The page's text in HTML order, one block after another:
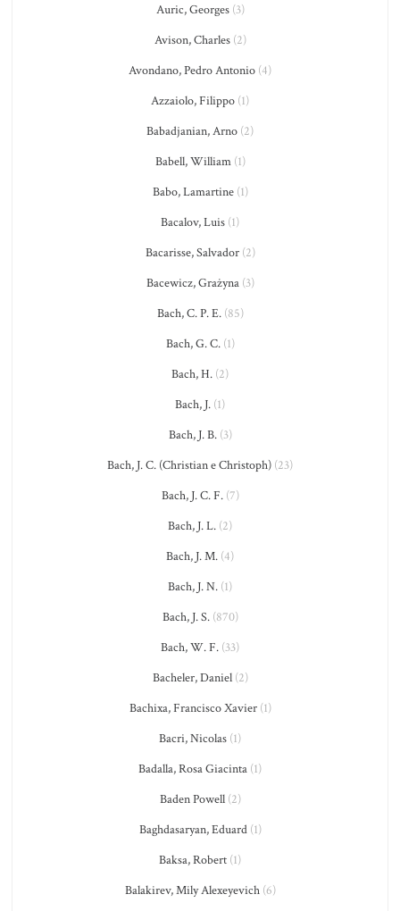
Auric, Georges(3)
Avison, Charles(2)
Avondano, Pedro Antonio (4)
Azzaiolo, Filippo (1)
Babadjanian, Arno (2)
Babell, William(1)
Babo, Lamartine(1)
Bacalov, Luis (1)
Bacarisse, Salvador(2)
Bacewicz, Grażyna(3)
Bach, C. P. E.(85)
Bach, G. C.(1)
Bach, H. (2)
Bach, J. (1)
Bach, J. B.(3)
Bach, J. C. (Christian e Christoph) (23)
Bach, J. C. F.(7)
Bach, J. L. (2)
Bach, J. M. (4)
Bach, J. N. (1)
Bach, J. S.(870)
Bach, W. F. (33)
Bacheler, Daniel(2)
Bachixa, Francisco Xavier(1)
Bacri, Nicolas (1)
Badalla, Rosa Giacinta (1)
Baden Powell(2)
Baghdasaryan, Eduard(1)
Baksa, Robert (1)
Balakirev, Mily Alexeyevich(6)